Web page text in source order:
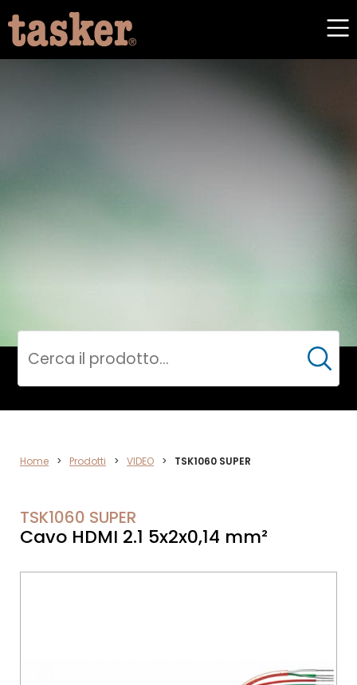
VIDEO
Cerca
Home > Prodotti > VIDEO > TSK1060 SUPER
TSK1060 SUPER
Cavo HDMI 2.1 5x2x0,14 mm²